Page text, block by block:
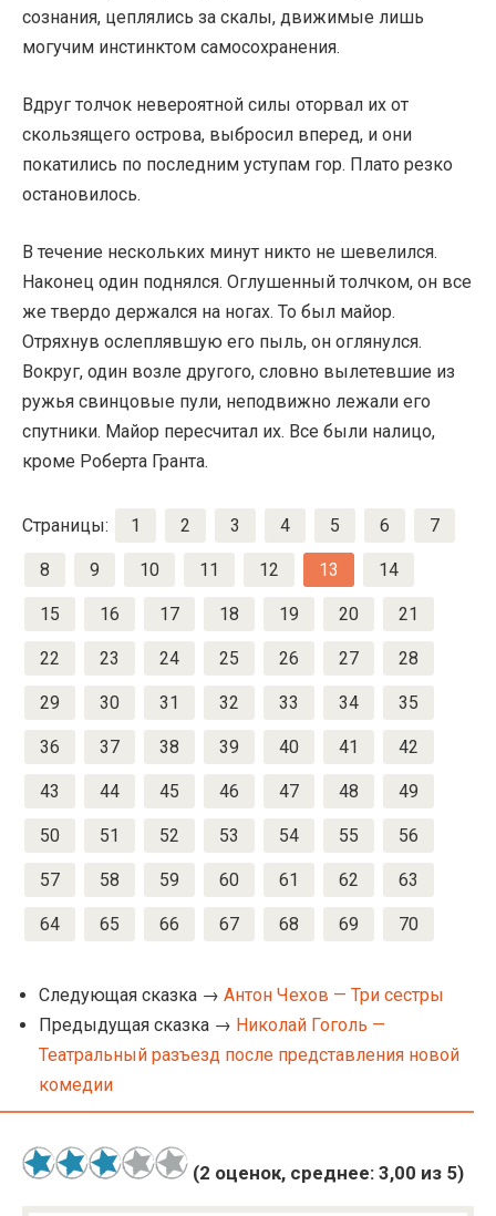
сознания, цеплялись за скалы, движимые лишь
могучим инстинктом самосохранения.
Вдруг толчок невероятной силы оторвал их от
скользящего острова, выбросил вперед, и они
покатились по последним уступам гор. Плато резко
остановилось.
В течение нескольких минут никто не шевелился.
Наконец один поднялся. Оглушенный толчком, он все
же твердо держался на ногах. То был майор.
Отряхнув ослеплявшую его пыль, он оглянулся.
Вокруг, один возле другого, словно вылетевшие из
ружья свинцовые пули, неподвижно лежали его
спутники. Майор пересчитал их. Все были налицо,
кроме Роберта Гранта.
Страницы: 1 2 3 4 5 6 7
8 9 10 11 12 13 14
15 16 17 18 19 20 21
22 23 24 25 26 27 28
29 30 31 32 33 34 35
36 37 38 39 40 41 42
43 44 45 46 47 48 49
50 51 52 53 54 55 56
57 58 59 60 61 62 63
64 65 66 67 68 69 70
Следующая сказка → Антон Чехов — Три сестры
Предыдущая сказка → Николай Гоголь —
Театральный разъезд после представления новой
комедии
(2 оценок, среднее: 3,00 из 5)